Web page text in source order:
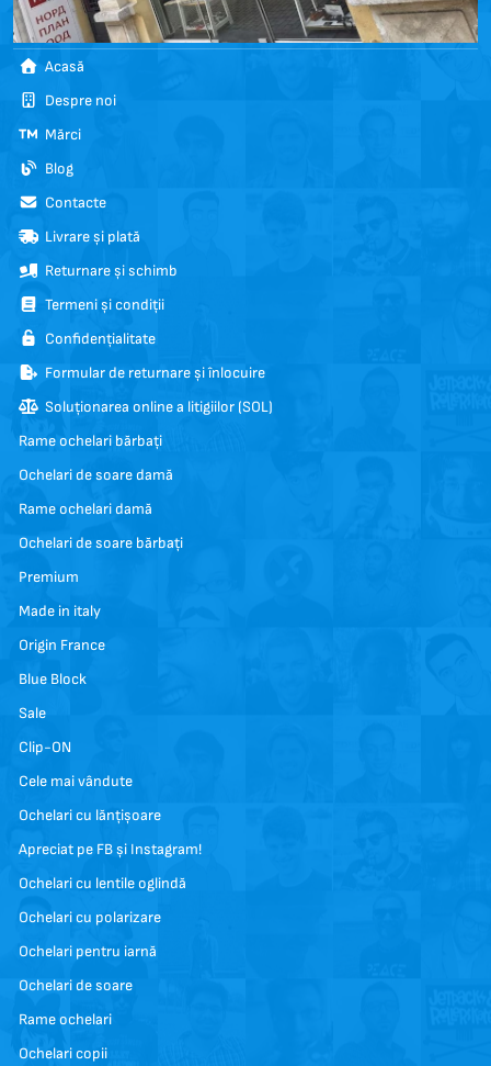
Acasă
Despre noi
Mărci
Blog
Contacte
Livrare și plată
Returnare și schimb
Termeni și condiții
Confidențialitate
Formular de returnare și înlocuire
Soluționarea online a litigiilor (SOL)
Rame ochelari bărbați
Ochelari de soare damă
Rame ochelari damă
Ochelari de soare bărbați
Premium
Made in italy
Origin France
Blue Block
Sale
Clip-ON
Cele mai vândute
Ochelari cu lănțișoare
Apreciat pe FB și Instagram!
Ochelari cu lentile oglindă
Ochelari cu polarizare
Ochelari pentru iarnă
Ochelari de soare
Rame ochelari
Ochelari copii